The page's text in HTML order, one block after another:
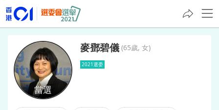
麥鄧碧儀
麥鄧碧儀 (65歲, 女)
2021選委